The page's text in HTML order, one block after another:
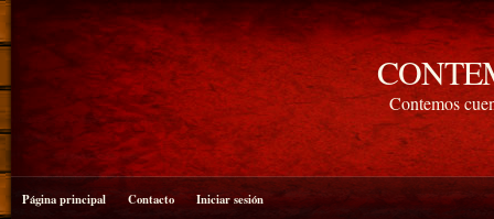
Contemos
Página principal Contacto Iniciar sesión